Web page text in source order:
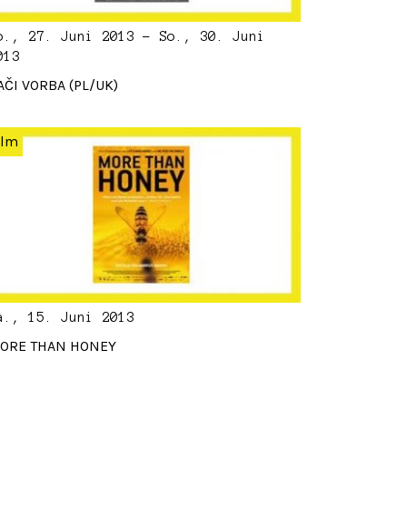
27. Juni 2013 - So., 30. Juni
VORBA (PL/UK)
15. Juni 2013
THAN HONEY